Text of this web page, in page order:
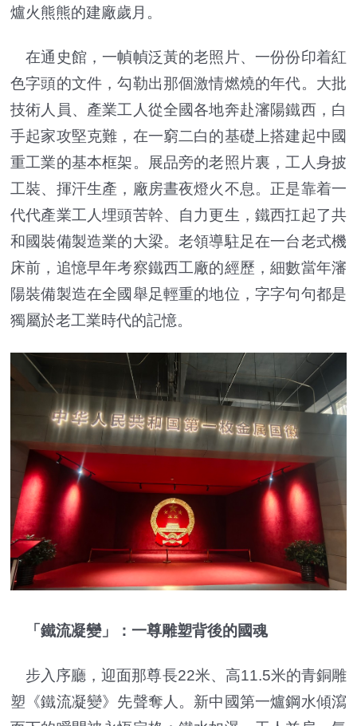
爐火熊熊的建廠歲月。
在通史館，一幀幀泛黃的老照片、一份份印着紅
色字頭的文件，勾勒出那個激情燃燒的年代。大批
技術人員、產業工人從全國各地奔赴瀋陽鐵西，白
手起家攻堅克難，在一窮二白的基礎上搭建起中國
重工業的基本框架。展品旁的老照片裏，工人身披
工裝、揮汗生產，廠房晝夜燈火不息。正是靠着一
代代產業工人埋頭苦幹、自力更生，鐵西扛起了共
和國裝備製造業的大梁。老領導駐足在一台老式機
床前，追憶早年考察鐵西工廠的經歷，細數當年瀋
陽裝備製造在全國舉足輕重的地位，字字句句都是
獨屬於老工業時代的記憶。
「鐵流凝變」：一尊雕塑背後的國魂
步入序廳，迎面那尊長22米、高11.5米的青銅雕
塑《鐵流凝變》先聲奪人。新中國第一爐鋼水傾瀉